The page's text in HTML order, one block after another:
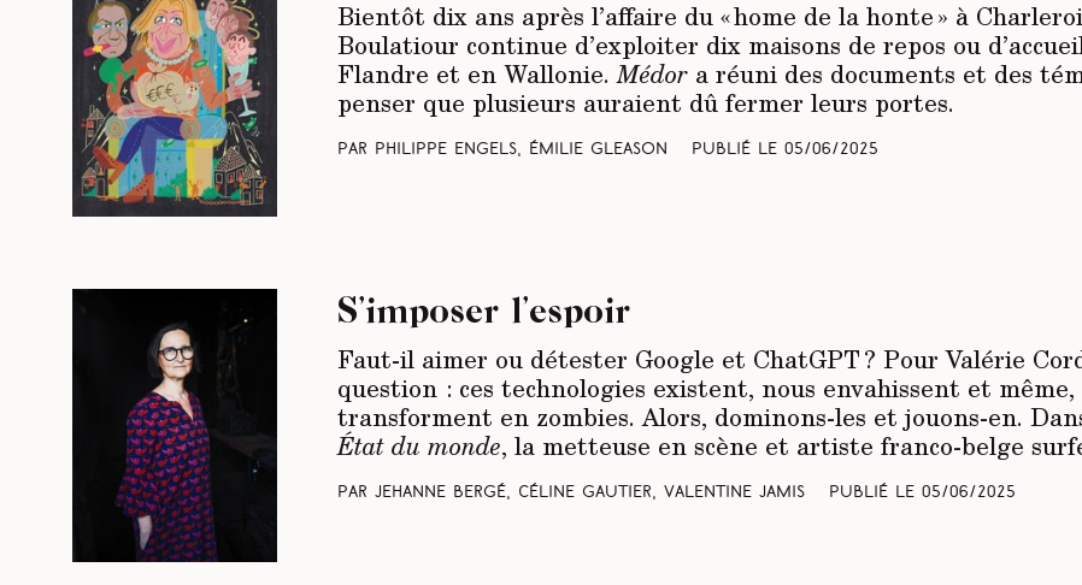
Bientôt dix ans après l’affaire du « home de la honte » à
Boulatiour continue d’exploiter dix maisons de repos ou
Flandre et en Wallonie.Médor a réuni des documents et des
penser que plusieurs auraient dû fermer leurs portes.
Par Philippe Engels, Émilie Gleason Publié le 05/06/2025
S’imposer l’espoir
Faut-il aimer ou détester Google et ChatGPT ? Pour Valérie
question : ces technologies existent, nous envahissent et
transforment en zombies. Alors, dominons-les et jouons-en.
État du monde, la metteuse en scène et artiste franco-belge
Par Jehanne Bergé, Céline Gautier, Valentine Jamis Publié le 05/06/2025